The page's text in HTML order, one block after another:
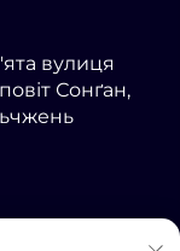
вулиця
Сонґан,